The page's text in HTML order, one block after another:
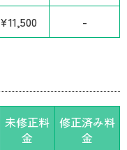
¥11,500 -
未修正料
金
修正済み料
金